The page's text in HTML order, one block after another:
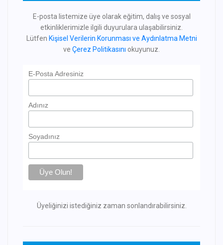
E-posta listemize üye olarak eğitim, dalış ve sosyal
etkinliklerimizle ilgili duyurulara ulaşabilirsiniz.
Lütfen Kişisel Verilerin Korunması ve Aydınlatma Metni
ve Çerez Politikasını okuyunuz.
E-Posta Adresiniz
Adınız
Soyadınız
Üyeliğinizi istediğiniz zaman sonlandırabilirsiniz.